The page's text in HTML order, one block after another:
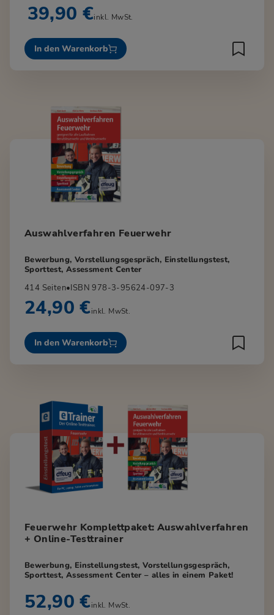
39,90 €inkl. MwSt.
In den Warenkorb
Auswahlverfahren Feuerwehr
Bewerbung, Vorstellungsgespräch, Einstellungstest,
Sporttest, Assessment Center
414 Seiten•ISBN 978-3-95624-097-3
24,90 €inkl. MwSt.
In den Warenkorb
Feuerwehr Komplettpaket: Auswahlverfahren
+ Online-Testtrainer
Bewerbung, Einstellungstest, Vorstellungsgespräch,
Sporttest, Assessment Center – alles in einem Paket!
52,90 €inkl. MwSt.